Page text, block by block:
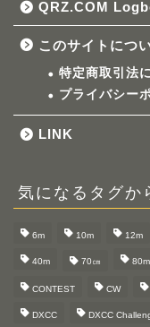
QRZ.COM
このサイトにつ
特定商取引法
プライバシー
LINK
気になるタグか
6m 10m 12m
40m 70㎝ 80m
CONTEST CW
DXCC DXCC